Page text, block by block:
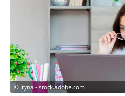
© Iryna - stock.adobe.com